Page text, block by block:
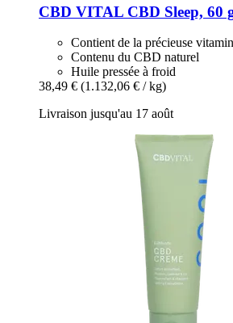
CBD VITAL CBD Sleep, 60
Contient de la précieuse
Contenu du CBD naturel
Huile pressée à froid
38,49 € (1.132,06 € / kg)
Livraison jusqu'au 17 août